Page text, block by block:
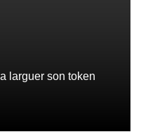
larguer son token